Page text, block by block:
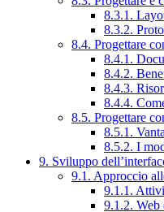
8.3.1.
8.3.2.
8.4. Progettare
8.4.1.
8.4.2.
8.4.3.
8.4.4.
8.5. Progettare
8.5.1.
8.5.2. I
9. Sviluppo
9.1. Approccio
9.1.1.
9.1.2. Web